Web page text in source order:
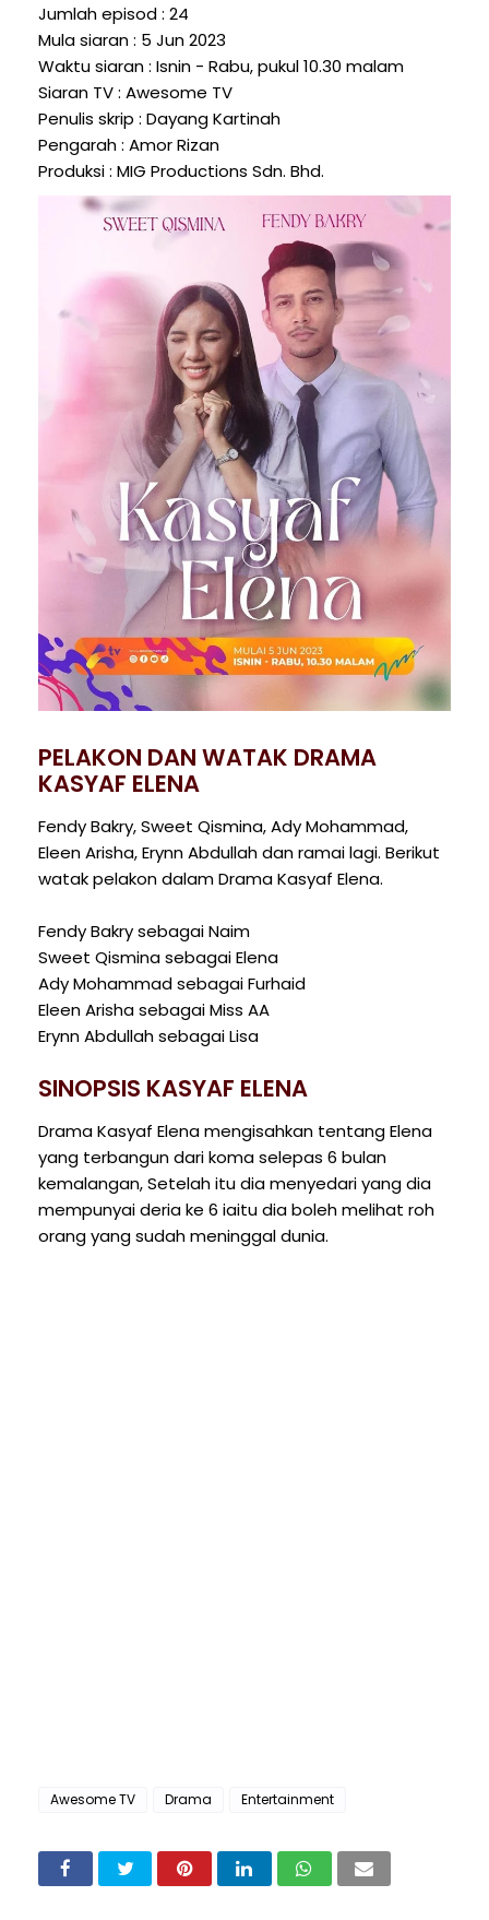
Jumlah episod : 24
Mula siaran : 5 Jun 2023
Waktu siaran : Isnin - Rabu, pukul 10.30 malam
Siaran TV : Awesome TV
Penulis skrip : Dayang Kartinah
Pengarah : Amor Rizan
Produksi : MIG Productions Sdn. Bhd.
PELAKON DAN WATAK DRAMA
KASYAF ELENA
Fendy Bakry, Sweet Qismina, Ady Mohammad,
Eleen Arisha, Erynn Abdullah dan ramai lagi. Berikut
watak pelakon dalam Drama Kasyaf Elena.
Fendy Bakry sebagai Naim
Sweet Qismina sebagai Elena
Ady Mohammad sebagai Furhaid
Eleen Arisha sebagai Miss AA
Erynn Abdullah sebagai Lisa
SINOPSIS KASYAF ELENA
Drama Kasyaf Elena mengisahkan tentang Elena
yang terbangun dari koma selepas 6 bulan
kemalangan, Setelah itu dia menyedari yang dia
mempunyai deria ke 6 iaitu dia boleh melihat roh
orang yang sudah meninggal dunia.
Awesome TV Drama Entertainment